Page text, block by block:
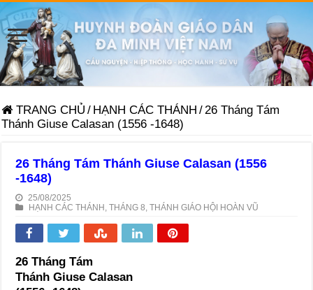
TRANG CHỦ / HẠNH CÁC THÁNH / 26 Tháng Tám
Thánh Giuse Calasan (1556 -1648)
26 Tháng Tám Thánh Giuse Calasan (1556
-1648)
25/08/2025
HẠNH CÁC THÁNH ,THÁNG 8 ,THÁNH GIÁO HỘI HOÀN VŨ
26 Tháng Tám
Thánh Giuse Calasan